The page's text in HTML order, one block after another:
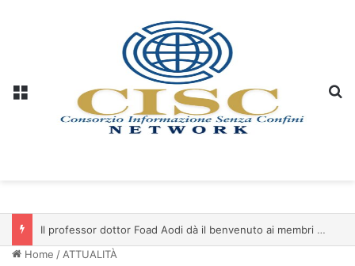
Il professor dottor Foad Aodi dà il benvenuto ai membri del Comitato per le Scienze delle Piramidi e le Scienze Archeologiche…
Home / ATTUALITÀ